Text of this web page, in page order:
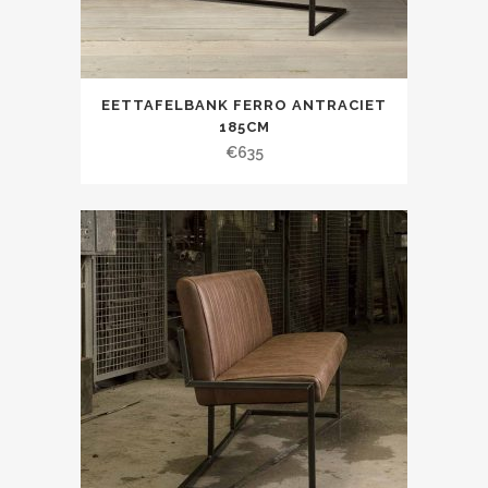
EETTAFELBANK FERRO ANTRACIET
185CM
€635